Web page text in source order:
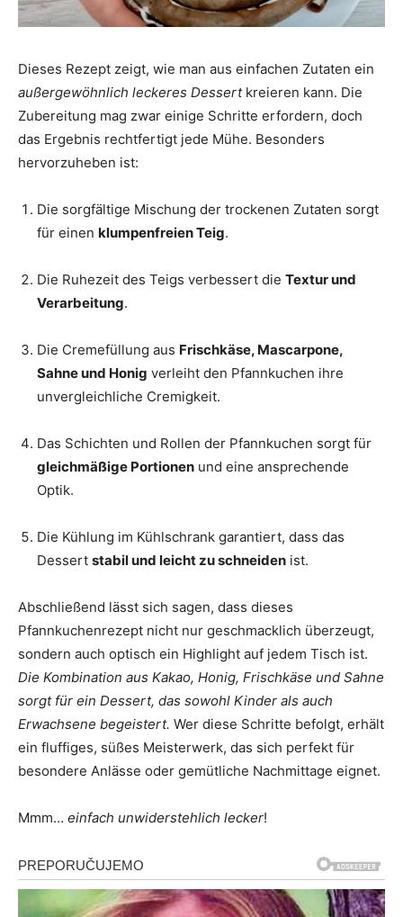
Dieses Rezept zeigt, wie man aus einfachen Zutaten ein
außergewöhnlich leckeres Dessertkreieren kann. Die
Zubereitung mag zwar einige Schritte erfordern, doch
das Ergebnis rechtfertigt jede Mühe. Besonders
hervorzuheben ist:
Die sorgfältige Mischung der trockenen Zutaten sorgt
für einen klumpenfreien Teig.
Die Ruhezeit des Teigs verbessert die Textur und
Verarbeitung.
Die Cremefüllung aus Frischkäse, Mascarpone,
Sahne und Honig verleiht den Pfannkuchen ihre
unvergleichliche Cremigkeit.
Das Schichten und Rollen der Pfannkuchen sorgt für
gleichmäßige Portionen und eine ansprechende
Optik.
Die Kühlung im Kühlschrank garantiert, dass das
Dessert stabil und leicht zu schneiden ist.
Abschließend lässt sich sagen, dass dieses
Pfannkuchenrezept nicht nur geschmacklich überzeugt,
sondern auch optisch ein Highlight auf jedem Tisch ist.
Die Kombination aus Kakao, Honig, Frischkäse und Sahne
sorgt für ein Dessert, das sowohl Kinder als auch
Erwachsene begeistert. Wer diese Schritte befolgt, erhält
ein fluffiges, süßes Meisterwerk, das sich perfekt für
besondere Anlässe oder gemütliche Nachmittage eignet.
Mmm… einfach unwiderstehlich lecker!